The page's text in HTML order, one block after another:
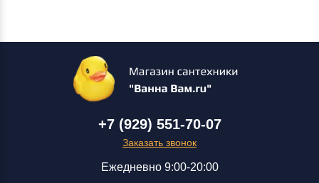
+7 (929) 551-70-07
Заказать звонок
Ежедневно 9:00-20:00